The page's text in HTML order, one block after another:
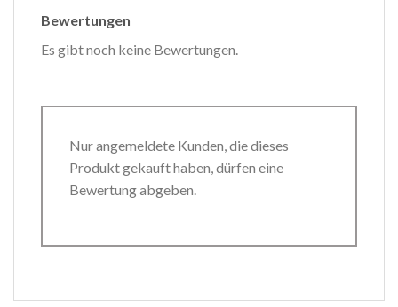
Bewertungen
Es gibt noch keine Bewertungen.
Nur angemeldete Kunden, die dieses
Produkt gekauft haben, dürfen eine
Bewertung abgeben.